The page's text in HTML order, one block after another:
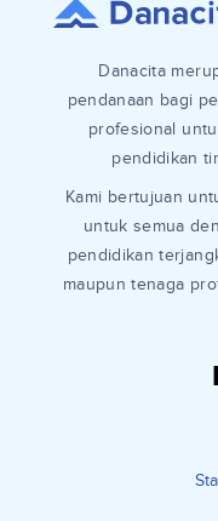
Danacita
pendanaan bagi
profesional
pendidikan
Kami bertujuan
untuk semua
pendidikan
maupun tenaga